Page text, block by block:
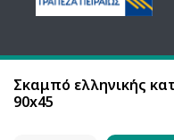
Σκαμπό ελληνικής
90x45
Η ιστοσελίδα